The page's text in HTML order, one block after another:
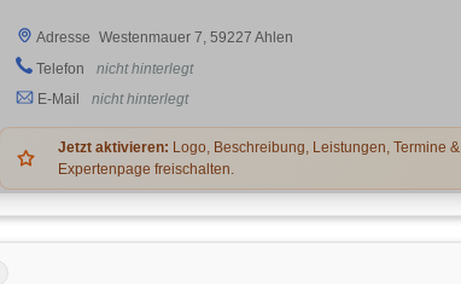
Adresse Westenmauer 7, 59227 Ahlen
Telefon
nicht hinterlegt
E-Mail
nicht hinterlegt
Jetzt aktivieren: Logo, Beschreibung, Leistungen, Termine &
Expertenpage freischalten.